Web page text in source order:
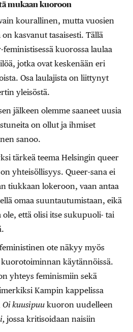
mukaan kuoroon
kourallinen, mutta vuosien
kasvanut tasaisesti. Tällä
kuorossa laulaa
jotka ovat keskenään eri
Osa laulajista on liittynyt
yleisöstä.
jälkeen olemme saaneet uusia
on ollut ja ihmiset
sanoo.
tärkeä teema Helsingin queer
yhteisöllisyys. Queer-sana ei
tiukkaan lokeroon, vaan antaa
omaa suuntautumistaan, eikä
että olisi itse sukupuoli- tai
ote näkyy myös
käytännöissä.
yhteys feminismiin sekä
Kampin kappelissa
Oi kuusipuu kuoron uudelleen
jossa kritisoidaan naisiin